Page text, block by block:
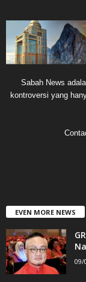
Sabah News
kontroversi yang
EVEN MORE NEWS
09/